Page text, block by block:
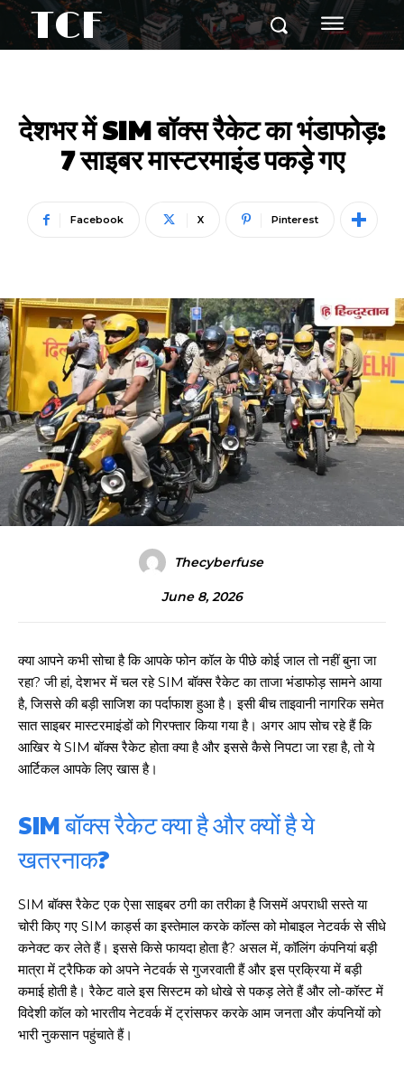
TCF
देशभर में SIM बॉक्स रैकेट का भंडाफोड़:
7 साइबर मास्टरमाइंड पकड़े गए
Facebook X Pinterest
Thecyberfuse
June 8, 2026
क्या आपने कभी सोचा है कि आपके फोन कॉल के पीछे कोई जाल तो नहीं बुना जा
रहा? जी हां, देशभर में चल रहे SIM बॉक्स रैकेट का ताजा भंडाफोड़ सामने आया
है, जिससे की बड़ी साजिश का पर्दाफाश हुआ है। इसी बीच ताइवानी नागरिक समेत
सात साइबर मास्टरमाइंडों को गिरफ्तार किया गया है। अगर आप सोच रहे हैं कि
आखिर ये SIM बॉक्स रैकेट होता क्या है और इससे कैसे निपटा जा रहा है, तो ये
आर्टिकल आपके लिए खास है।
SIM बॉक्स रैकेट क्या है और क्यों है ये
खतरनाक?
SIM बॉक्स रैकेट एक ऐसा साइबर ठगी का तरीका है जिसमें अपराधी सस्ते या
चोरी किए गए SIM कार्ड्स का इस्तेमाल करके कॉल्स को मोबाइल नेटवर्क से सीधे
कनेक्ट कर लेते हैं। इससे किसे फायदा होता है? असल में, कॉलिंग कंपनियां बड़ी
मात्रा में ट्रैफिक को अपने नेटवर्क से गुजरवाती हैं और इस प्रक्रिया में बड़ी
कमाई होती है। रैकेट वाले इस सिस्टम को धोखे से पकड़ लेते हैं और लो-कॉस्ट में
विदेशी कॉल को भारतीय नेटवर्क में ट्रांसफर करके आम जनता और कंपनियों को
भारी नुकसान पहुंचाते हैं।